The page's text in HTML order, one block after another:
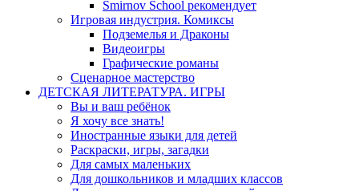
Smirnov School рекомендует
Игровая индустрия. Комиксы
Подземелья и Драконы
Видеоигры
Графические романы
Сценарное мастерство
ДЕТСКАЯ ЛИТЕРАТУРА. ИГРЫ
Вы и ваш ребёнок
Я хочу все знать!
Иностранные языки для детей
Раскраски, игры, загадки
Для самых маленьких
Для дошкольников и младших классов